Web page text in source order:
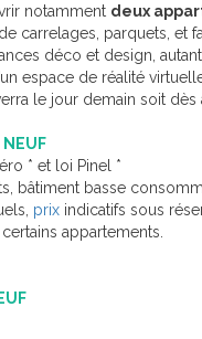
notamment deux
de carrelages, parquets, et
déco et design, autant
espace de réalité
le jour demain soit dès
NEUF
* et loi Pinel *
bâtiment basse
prix indicatifs sous
certains appartements.